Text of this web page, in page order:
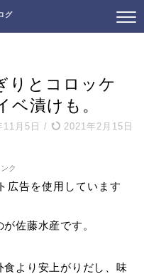
グ
りとコロッケ
ベ漬けも。
11月5日 / 2021年2月15日
ク
広告を使用しています
佐藤水産です。
より安上がりだし、味